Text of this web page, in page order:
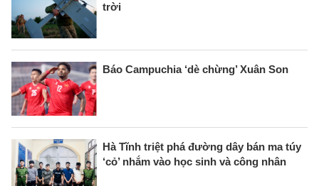
trời
Báo Campuchia ‘dè chừng’ Xuân Son
Hà Tĩnh triệt phá đường dây bán ma túy
‘cỏ’ nhắm vào học sinh và công nhân